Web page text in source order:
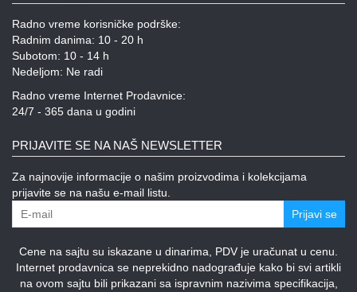
Radno vreme korisničke podrške:
Radnim danima: 10 - 20 h
Subotom: 10 - 14 h
Nedeljom: Ne radi
Radno vreme Internet Prodavnice:
24/7 - 365 dana u godini
PRIJAVITE SE NA NAŠ NEWSLETTER
Za najnovije informacije o našim proizvodima i kolekcijama
prijavite se na našu e-mail listu.
Prijavi se
Cene na sajtu su iskazane u dinarima, PDV je uračunat u cenu.
Internet prodavnica se neprekidno nadograđuje kako bi svi artikli
na ovom sajtu bili prikazani sa ispravnim nazivima specifikacija,